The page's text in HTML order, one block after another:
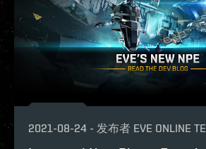
2021-08-24 - 发布者 EVE ONLINE